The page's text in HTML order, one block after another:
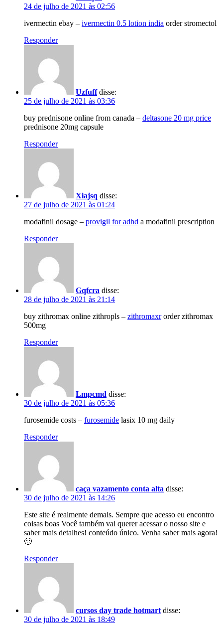
24 de julho de 2021 às 02:56
ivermectin ebay – ivermectin 0.5 lotion india order stromectol
Responder
Uzfuff disse:
25 de julho de 2021 às 03:36
buy prednisone online from canada – deltasone 20 mg price
prednisone 20mg capsule
Responder
Xiajsq disse:
27 de julho de 2021 às 01:24
modafinil dosage – provigil for adhd a modafinil prescription
Responder
Gqfcra disse:
28 de julho de 2021 às 21:14
buy zithromax online zithropls – zithromaxrorder zithromax
500mg
Responder
Lmpcmd disse:
30 de julho de 2021 às 05:36
furosemide costs – furosemide lasix 10 mg daily
Responder
caça vazamento conta alta disse:
30 de julho de 2021 às 14:26
Este site é realmente demais. Sempre que acesso eu encontro
coisas boas Você também vai querer acessar o nosso site e
saber mais detalhes! conteúdo único. Venha saber mais agora!
🙂
Responder
cursos day trade hotmart disse:
30 de julho de 2021 às 18:49